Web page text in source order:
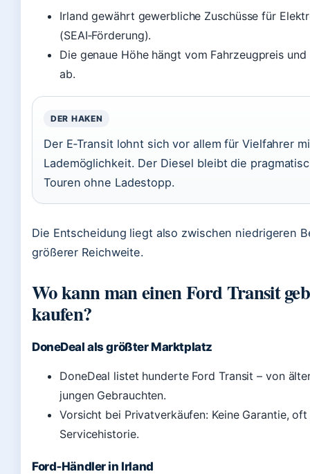
Irland gewährt gewerbliche Zuschüsse für
(SEAI‑Förderung).
Die genaue Höhe hängt vom Fahrzeugpreis
ab.
DER HAKEN
Der E‑Transit lohnt sich vor allem für Vielfahrer
Lademöglichkeit. Der Diesel bleibt die
Touren ohne Ladestopp.
Die Entscheidung liegt also zwischen niedrigeren
größerer Reichweite.
Wo kann man einen Ford Transit
kaufen?
DoneDeal als größter Marktplatz
DoneDeal listet hunderte Ford Transit – von
jungen Gebrauchten.
Vorsicht bei Privatverkäufen: Keine Garantie,
Servicehistorie.
Ford‑Händler in Irland